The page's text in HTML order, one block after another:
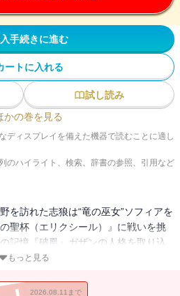
手続きに進む
ートに入れる
試し読み
かの巻を見る
ディスプレイを備えた機器で読むことに適し
のハイライト、検索、辞書の参照、引用など
を訪れた志狼は“竜の巫女”ソフィアを
聖杯（エリクシール）』に戦いを挑
記憶『破凰』ガザンの人格を取り込
く志狼だったが、首領（ドミヌス）
ぬ強敵に打つ手は‥‥！？
もっと見る
2026.08.11まで